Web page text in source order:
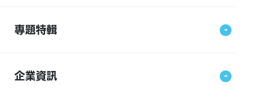
專題特輯
企業資訊